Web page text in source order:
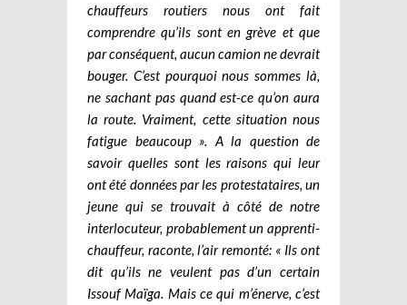
chauffeurs routiers nous ont fait
comprendre qu’ils sont en grève et que
par conséquent, aucun camion ne devrait
bouger. C’est pourquoi nous sommes là,
ne sachant pas quand est-ce qu’on aura
la route. Vraiment, cette situation nous
fatigue beaucoup ». A la question de
savoir quelles sont les raisons qui leur
ont été données par les protestataires, un
jeune qui se trouvait à côté de notre
interlocuteur, probablement un apprenti-
chauffeur, raconte, l’air remonté: « Ils ont
dit qu’ils ne veulent pas d’un certain
Issouf Maïga. Mais ce qui m’énerve, c’est